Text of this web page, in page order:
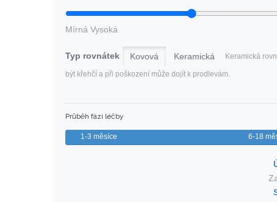
Mírná Vysoká
Typ rovnátek Kovová Keramická Keramická
být křehčí a při poškození může dojít k prodlevám.
Průběh fází léčby
1-3 měsíce 6-18